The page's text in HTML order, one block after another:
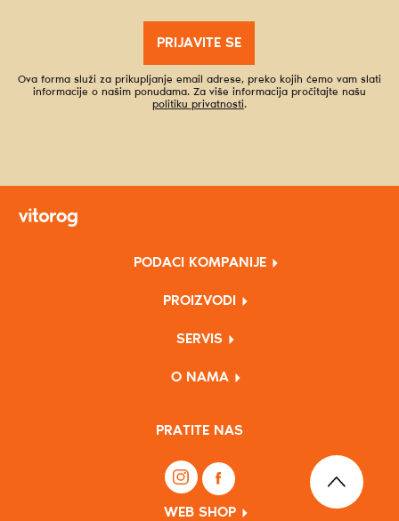
PRIJAVITE SE
Ova forma služi za prikupljanje email adrese, preko kojih ćemo vam slati
informacije o našim ponudama. Za više informacija pročitajte našu
politiku privatnosti.
PODACI KOMPANIJE
PROIZVODI
SERVIS
O NAMA
PRATITE NAS
WEB SHOP